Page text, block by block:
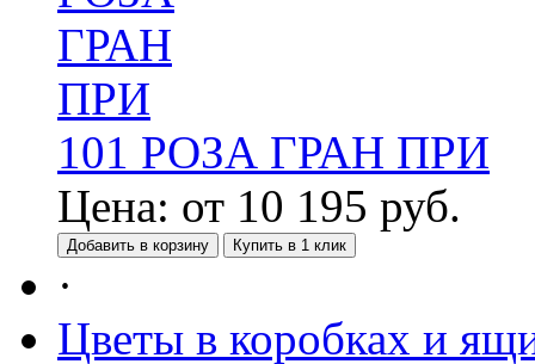
101 РОЗА ГРАН ПРИ
Цена: от 10 195 руб.
Добавить в корзину Купить в 1 клик
·
Цветы в коробках и